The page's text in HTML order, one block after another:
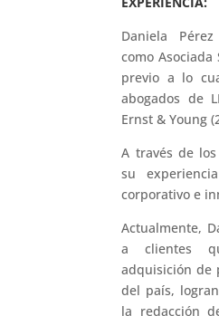
Daniela
como
previo a lo
abogados de
Ernst & Young
A través de
su
corporativo e
Actualmente,
a clientes
adquisición de
del país,
la redacción